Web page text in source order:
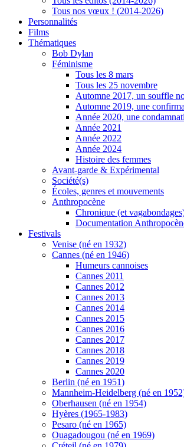
Tous nos vœux ! (2014-2026)
Personnalités
Films
Thématiques
Bob Dylan
Féminisme
Tous les 8 mars
Tous les 25 novembre
Automne 2017, un souffle
Automne 2019, une
Année 2020, une
Année 2021
Année 2022
Année 2024
Histoire des femmes
Avant-garde & Expérimental
Société(s)
Écoles, genres et mouvements
Anthropocène
Chronique (et
Documentation
Festivals
Venise (né en 1932)
Cannes (né en 1946)
Humeurs cannoises
Cannes 2011
Cannes 2012
Cannes 2013
Cannes 2014
Cannes 2015
Cannes 2016
Cannes 2017
Cannes 2018
Cannes 2019
Cannes 2020
Berlin (né en 1951)
Mannheim-Heidelberg (né en
Oberhausen (né en 1954)
Hyères (1965-1983)
Pesaro (né en 1965)
Ouagadougou (né en 1969)